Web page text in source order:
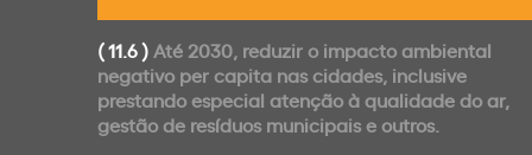
( 11.6 )Até 2030, reduzir o impacto ambiental
negativo per capita nas cidades, inclusive
prestando especial atenção à qualidade do ar,
gestão de resíduos municipais e outros.